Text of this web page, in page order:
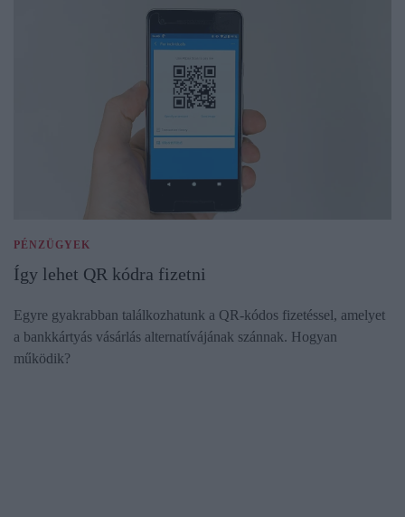
PÉNZÜGYEK
Így lehet QR kódra fizetni
Egyre gyakrabban találkozhatunk a QR-kódos fizetéssel, amelyet
a bankkártyás vásárlás alternatívájának szánnak. Hogyan
működik?